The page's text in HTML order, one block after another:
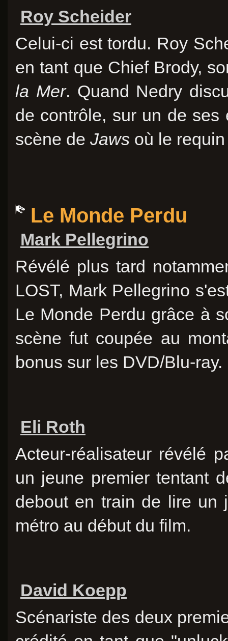
Roy Scheider
Celui-ci est tordu. Roy
en tant que Chief Brody,
la Mer. Quand Nedry
de contrôle, sur un de
scène de Jaws où le
Le Monde Perdu
Mark Pellegrino
Révélé plus tard
LOST, Mark Pellegrino
Le Monde Perdu grâce à
scène fut coupée au
bonus sur les DVD/Blu-ray.
Eli Roth
Acteur-réalisateur révélé
un jeune premier tentant
debout en train de lire un
métro au début du film.
David Koepp
Scénariste des deux